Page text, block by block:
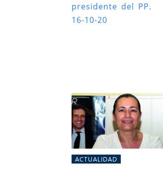
presidente del PP.
16-10-20
ACTUALIDAD